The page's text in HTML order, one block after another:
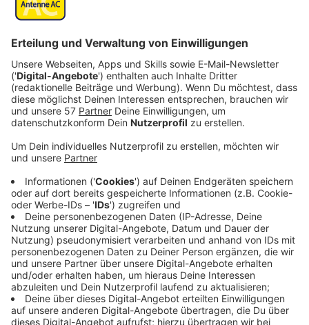
Sauberer Lohn für saubere Arbeit - das fordert die
Gewerkschaft
Tarifverhandlungen für die Gebäudereinigung.
Wer hier in der Städteregion Büros, Schulen,
Arztpraxen oder Altenheime sauber hält, dessen
Stundenlohn soll um 3 Euro steigen.
Der Mindestlohn der Reinigungsbranche würde dann
auf 16,50 Euro pro Stunde nach oben gehen. Laut der
Gewerkschaft käme eine Gebäudereinigerin in Vollzeit
somit am Monatsende auf knapp 2.790 Euro brutto.
Allerdings haben die meisten Arbeitnehmer nur einen
Teilzeitjob und sind oft frühmorgens und spätabends
im Einsatz.
Die Arbeit in der Reinigungsbranche sei „ein
Knochenjob“. Und der gehe an die Substanz: „Der Job
ist körperlich anstrengend. Und er fordert vielen vieles
ab: Es macht nicht immer Spaß, Schultoiletten sauber